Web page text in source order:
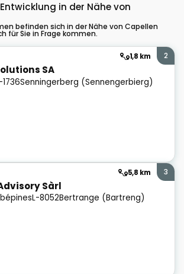
in der Nähe von
befinden sich in der Nähe von Capellen
für Sie in Frage kommen.
1,8 km
SA
1736Senningerberg (Sennengerbierg)
2
5,8 km
Sàrl
L-8052Bertrange (Bartreng)
3